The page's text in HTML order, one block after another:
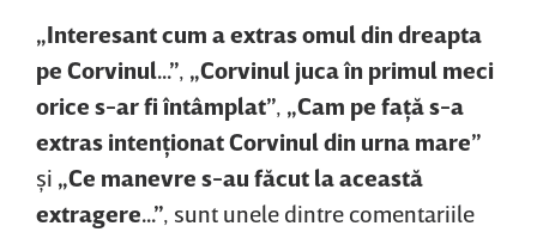
„Interesant cum a extras omul din dreapta
pe Corvinul...” „Corvinul juca în primul meci
orice s-ar fi întâmplat” „Cam pe faţă s-a
extras intenţionat Corvinul din urna mare”
şi „Ce manevre s-au făcut la această
extragere...” , sunt unele dintre comentariile